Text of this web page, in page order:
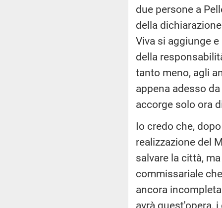
due persone a
della
Viva si aggiunge
della
tanto meno, agli
appena adesso
accorge solo ora
Io credo che,
realizzazione del
salvare la città,
commissariale
ancora
avrà quest'opera,